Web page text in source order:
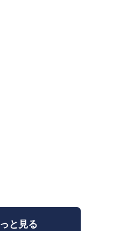
と見る